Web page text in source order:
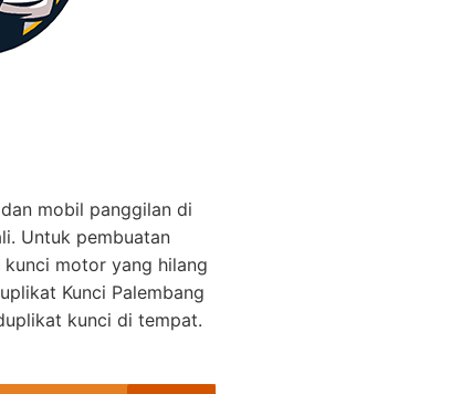
dan mobil panggilan di
Untuk pembuatan
motor yang hilang
Kunci Palembang
kunci di tempat.